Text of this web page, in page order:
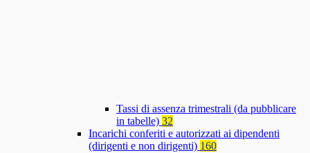
Tassi di assenza trimestrali (da pubblicare
in tabelle) 32
Incarichi conferiti e autorizzati ai dipendenti
(dirigenti e non dirigenti) 160